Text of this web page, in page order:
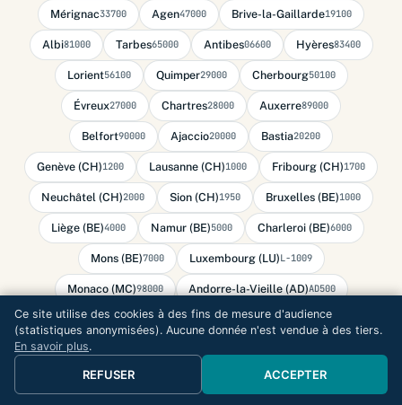
Mérignac33700 Agen47000 Brive-la-Gaillarde19100
Albi81000 Tarbes65000 Antibes06600 Hyères83400
Lorient56100 Quimper29000 Cherbourg50100
Évreux27000 Chartres28000 Auxerre89000
Belfort90000 Ajaccio20000 Bastia20200
Genève (CH)1200 Lausanne (CH)1000 Fribourg (CH)1700
Neuchâtel (CH)2000 Sion (CH)1950 Bruxelles (BE)1000
Liège (BE)4000 Namur (BE)5000 Charleroi (BE)6000
Mons (BE)7000 Luxembourg (LU)L-1009
Monaco (MC)98000 Andorre-la-Vieille (AD)AD500
AUDIT GRATUIT
Ce site utilise des cookies à des fins de mesure d'audience
(statistiques anonymisées). Aucune donnée n'est vendue à des tiers.
En savoir plus.
REFUSER ACCEPTER